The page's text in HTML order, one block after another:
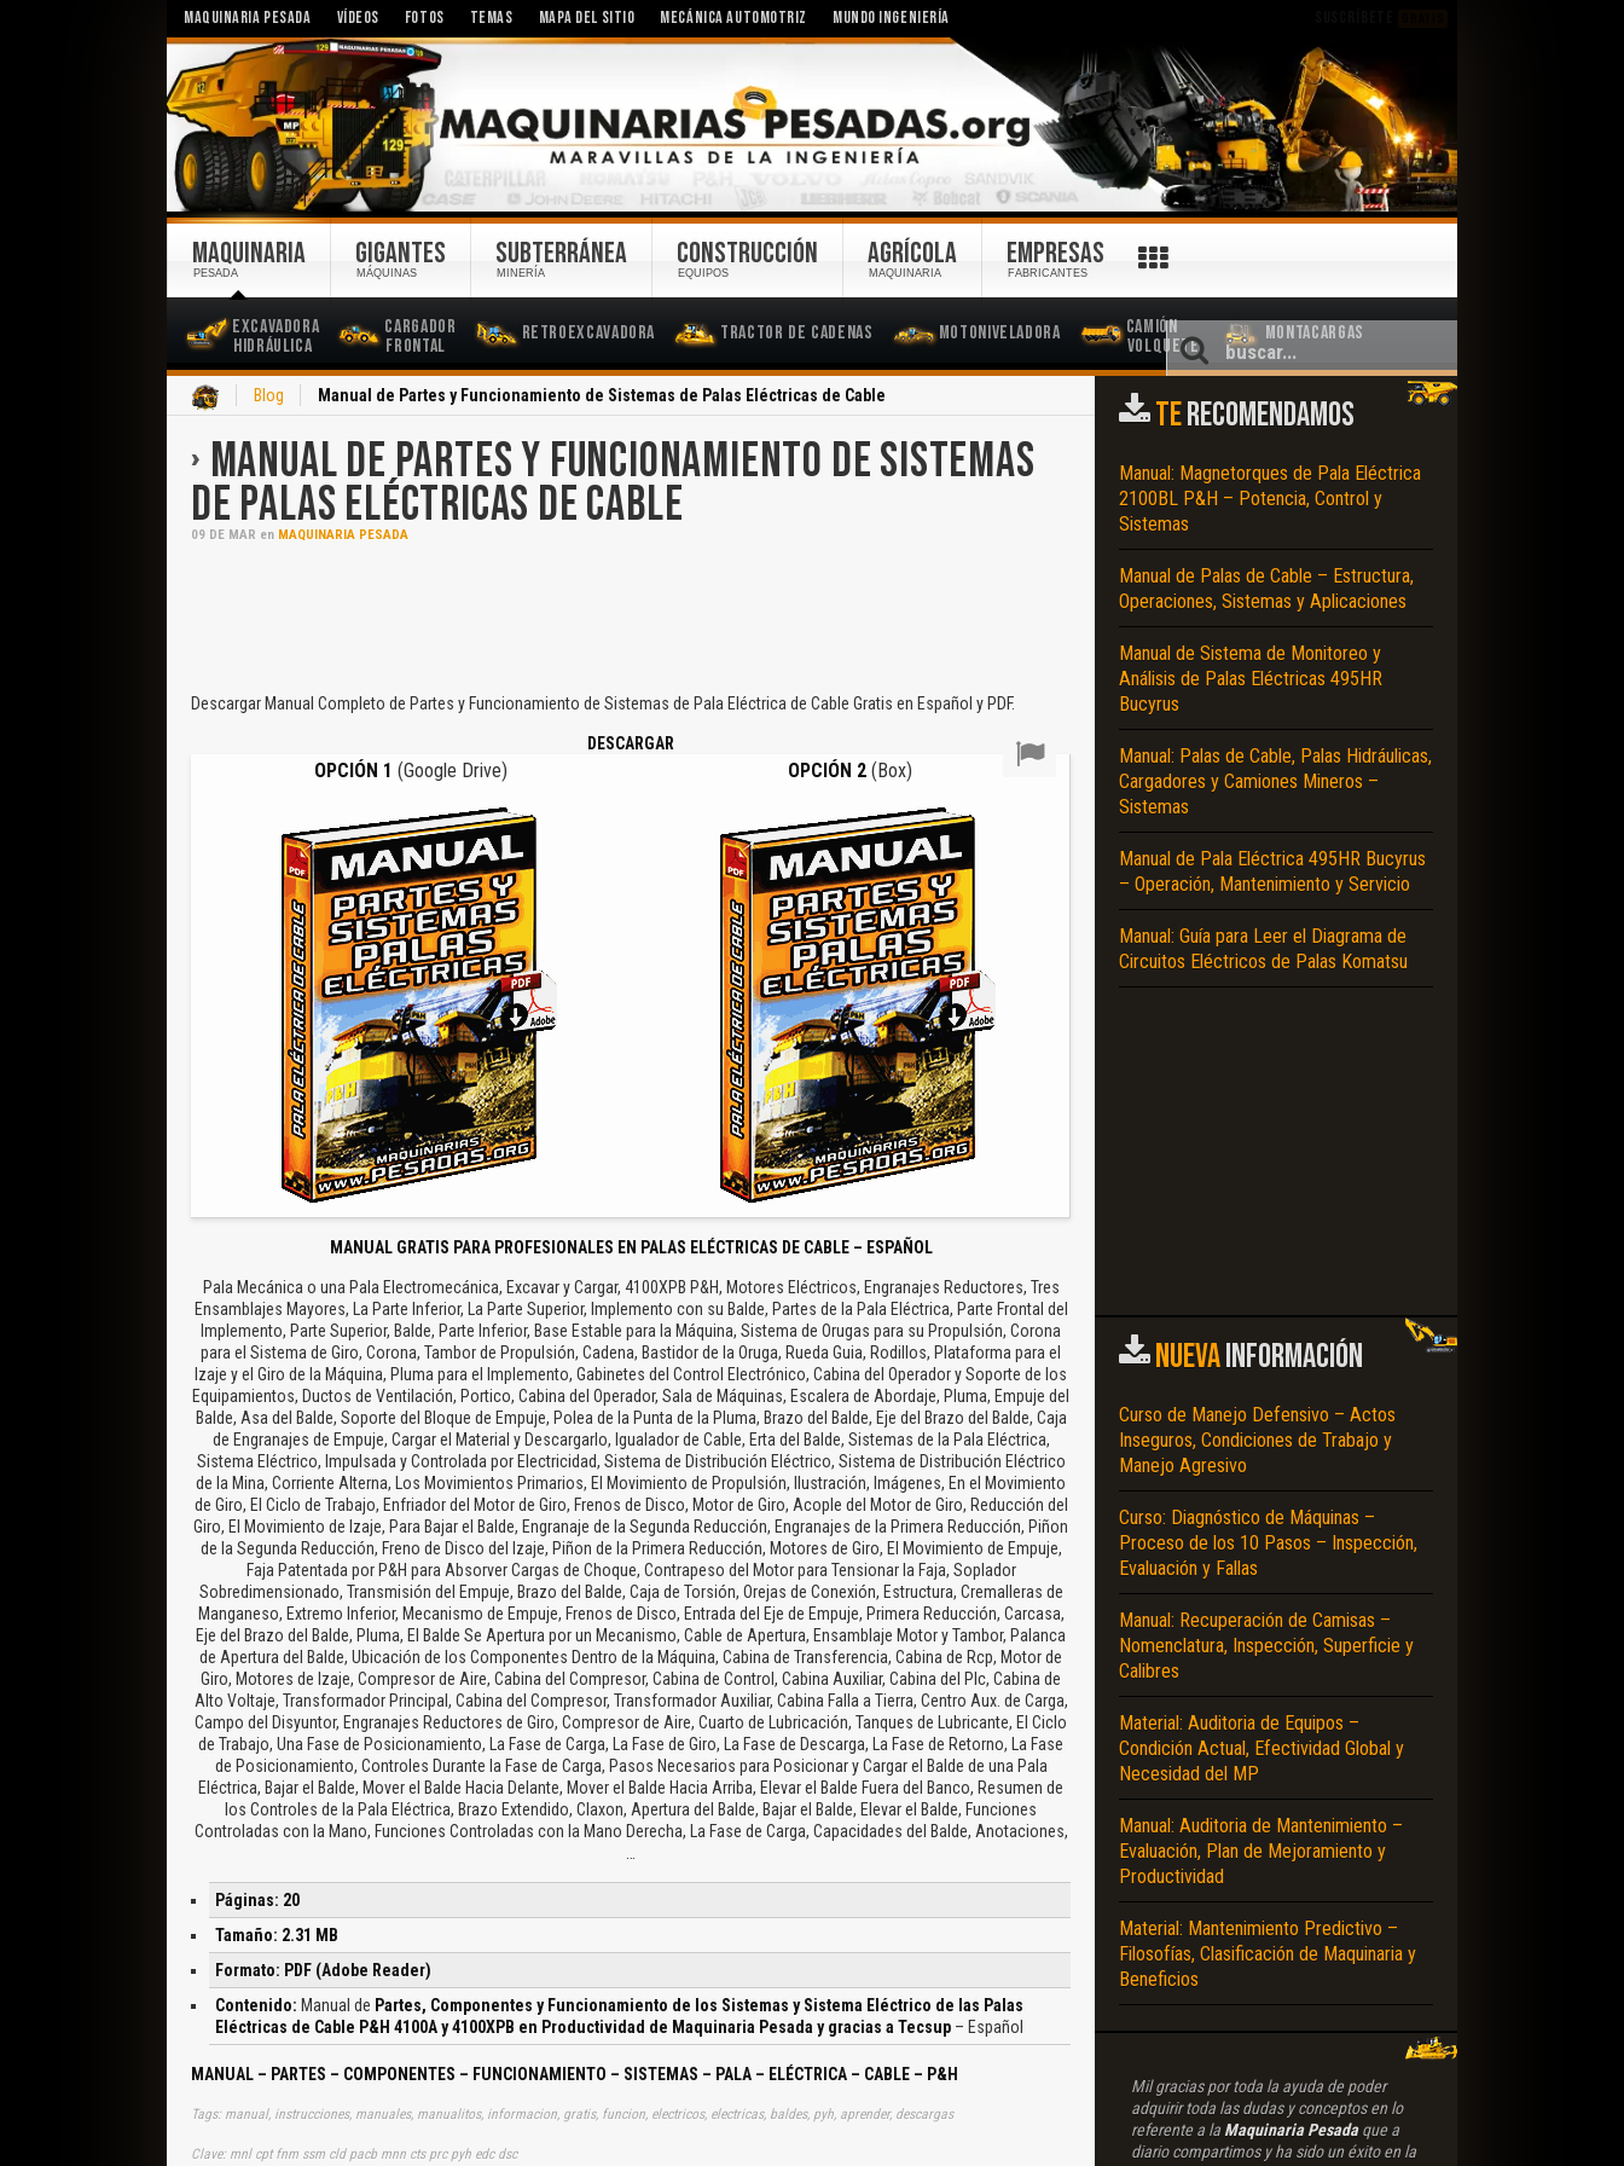
MAQUINARIA PESADA VÍDEOS FOTOS TEMAS MAPA DEL SITIO MECÁNICA AUTOMOTRIZ MUNDO INGENIERÍA
MAQUINARIA
PESADA
Excavadora
Hidráulica
Cargador
Frontal
Retroexcavadora Tractor de Cadenas Motoniveladora
Camión
Volquete
Montacargas
GIGANTES
MÁQUINAS
SUBTERRÁNEA
MINERÍA
CONSTRUCCIÓN
EQUIPOS
AGRÍCOLA
MAQUINARIA
EMPRESAS
FABRICANTES
Blog Manual de Partes y Funcionamiento de Sistemas de Palas Eléctricas de Cable
MANUAL DE PARTES Y FUNCIONAMIENTO DE SISTEMAS
DE PALAS ELÉCTRICAS DE CABLE
09 DE MAR en MAQUINARIA PESADA
Descargar Manual Completo de Partes y Funcionamiento de Sistemas de Pala Eléctrica de Cable Gratis en Español y PDF.
DESCARGAR
OPCIÓN 1 (Google Drive) OPCIÓN 2(Box)
MANUAL GRATIS PARA PROFESIONALES EN PALAS ELÉCTRICAS DE CABLE – ESPAÑOL
Pala Mecánica o una Pala Electromecánica, Excavar y Cargar, 4100XPB P&H, Motores Eléctricos, Engranajes Reductores, Tres
Ensamblajes Mayores, La Parte Inferior, La Parte Superior, Implemento con su Balde, Partes de la Pala Eléctrica, Parte Frontal del
Implemento, Parte Superior, Balde, Parte Inferior, Base Estable para la Máquina, Sistema de Orugas para su Propulsión, Corona
para el Sistema de Giro, Corona, Tambor de Propulsión, Cadena, Bastidor de la Oruga, Rueda Guia, Rodillos, Plataforma para el
Izaje y el Giro de la Máquina, Pluma para el Implemento, Gabinetes del Control Electrónico, Cabina del Operador y Soporte de los
Equipamientos, Ductos de Ventilación, Portico, Cabina del Operador, Sala de Máquinas, Escalera de Abordaje, Pluma, Empuje del
Balde, Asa del Balde, Soporte del Bloque de Empuje, Polea de la Punta de la Pluma, Brazo del Balde, Eje del Brazo del Balde, Caja
de Engranajes de Empuje, Cargar el Material y Descargarlo, Igualador de Cable, Erta del Balde, Sistemas de la Pala Eléctrica,
Sistema Eléctrico, Impulsada y Controlada por Electricidad, Sistema de Distribución Eléctrico, Sistema de Distribución Eléctrico
de la Mina, Corriente Alterna, Los Movimientos Primarios, El Movimiento de Propulsión, Ilustración, Imágenes, En el Movimiento
de Giro, El Ciclo de Trabajo, Enfriador del Motor de Giro, Frenos de Disco, Motor de Giro, Acople del Motor de Giro, Reducción del
Giro, El Movimiento de Izaje, Para Bajar el Balde, Engranaje de la Segunda Reducción, Engranajes de la Primera Reducción, Piñon
de la Segunda Reducción, Freno de Disco del Izaje, Piñon de la Primera Reducción, Motores de Giro, El Movimiento de Empuje,
Faja Patentada por P&H para Absorver Cargas de Choque, Contrapeso del Motor para Tensionar la Faja, Soplador
Sobredimensionado, Transmisión del Empuje, Brazo del Balde, Caja de Torsión, Orejas de Conexión, Estructura, Cremalleras de
Manganeso, Extremo Inferior, Mecanismo de Empuje, Frenos de Disco, Entrada del Eje de Empuje, Primera Reducción, Carcasa,
Eje del Brazo del Balde, Pluma, El Balde Se Apertura por un Mecanismo, Cable de Apertura, Ensamblaje Motor y Tambor, Palanca
de Apertura del Balde, Ubicación de los Componentes Dentro de la Máquina, Cabina de Transferencia, Cabina de Rcp, Motor de
Giro, Motores de Izaje, Compresor de Aire, Cabina del Compresor, Cabina de Control, Cabina Auxiliar, Cabina del Plc, Cabina de
Alto Voltaje, Transformador Principal, Cabina del Compresor, Transformador Auxiliar, Cabina Falla a Tierra, Centro Aux. de Carga,
Campo del Disyuntor, Engranajes Reductores de Giro, Compresor de Aire, Cuarto de Lubricación, Tanques de Lubricante, El Ciclo
de Trabajo, Una Fase de Posicionamiento, La Fase de Carga, La Fase de Giro, La Fase de Descarga, La Fase de Retorno, La Fase
de Posicionamiento, Controles Durante la Fase de Carga, Pasos Necesarios para Posicionar y Cargar el Balde de una Pala
Eléctrica, Bajar el Balde, Mover el Balde Hacia Delante, Mover el Balde Hacia Arriba, Elevar el Balde Fuera del Banco, Resumen de
los Controles de la Pala Eléctrica, Brazo Extendido, Claxon, Apertura del Balde, Bajar el Balde, Elevar el Balde, Funciones
Controladas con la Mano, Funciones Controladas con la Mano Derecha, La Fase de Carga, Capacidades del Balde, Anotaciones,
Páginas: 20
Tamaño: 2.31 MB
Formato: PDF (Adobe Reader)
Contenido: Manual de Partes, Componentes y Funcionamiento de los Sistemas y Sistema Eléctrico de las Palas
Eléctricas de Cable P&H 4100A y 4100XPB en Productividad de Maquinaria Pesada y gracias a Tecsup– Español
MANUAL – PARTES – COMPONENTES – FUNCIONAMIENTO – SISTEMAS – PALA – ELÉCTRICA – CABLE – P&H
Tags: manual, instrucciones, manuales, manualitos, informacion, gratis, funcion, electricos, electricas, baldes, pyh, aprender, descargas
Clave: mnl cpt fnm ssm cld pacb mnn cts prc pyh edc dsc
TERECOMENDAMOS
Manual: Magnetorques de Pala Eléctrica
2100BL P&H – Potencia, Control y
Sistemas
Manual de Palas de Cable – Estructura,
Operaciones, Sistemas y Aplicaciones
Manual de Sistema de Monitoreo y
Análisis de Palas Eléctricas 495HR
Bucyrus
Manual: Palas de Cable, Palas Hidráulicas,
Cargadores y Camiones Mineros –
Sistemas
Manual de Pala Eléctrica 495HR Bucyrus
– Operación, Mantenimiento y Servicio
Manual: Guía para Leer el Diagrama de
Circuitos Eléctricos de Palas Komatsu
NUEVAINFORMACIÓN
Curso de Manejo Defensivo – Actos
Inseguros, Condiciones de Trabajo y
Manejo Agresivo
Curso: Diagnóstico de Máquinas –
Proceso de los 10 Pasos – Inspección,
Evaluación y Fallas
Manual: Recuperación de Camisas –
Nomenclatura, Inspección, Superficie y
Calibres
Material: Auditoria de Equipos –
Condición Actual, Efectividad Global y
Necesidad del MP
Manual: Auditoria de Mantenimiento –
Evaluación, Plan de Mejoramiento y
Productividad
Material: Mantenimiento Predictivo –
Filosofías, Clasificación de Maquinaria y
Beneficios
Mil gracias por toda la ayuda de poder
adquirir toda las dudas y conceptos en lo
referente a la Maquinaria Pesadaque a
diario compartimos y ha sido un éxito en la